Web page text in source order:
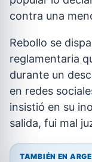
contra una
Rebollo se
reglamentaria
durante un
en redes
insistió en su
salida, fui mal
TAMBIÉN EN